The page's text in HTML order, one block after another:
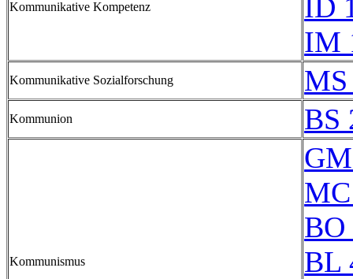
Kommunikative Kompetenz
ID
IM
Kommunikative Sozialforschung
Kommunion BS
Kommunismus
BO
BL